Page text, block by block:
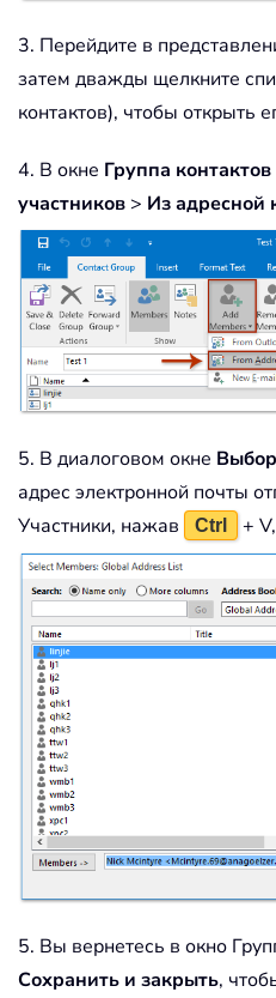
3. Перейдите в
затем дважды щелкните
контактов), чтобы открыть
4. В окне Группа контактов
участников > Из адресной
5. В диалоговом окне
адрес электронной почты
Участники, нажав
Ctrl +
5. Вы вернетесь в окно
Сохранить и закрыть,